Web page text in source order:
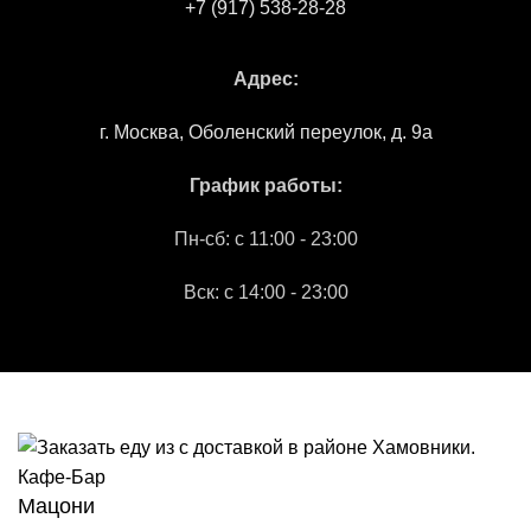
+7 (917) 538-28-28
Адрес:
г. Москва, Оболенский переулок, д. 9а
График работы:
Пн-сб: c 11:00 - 23:00
Вск: с 14:00 - 23:00
Мацони